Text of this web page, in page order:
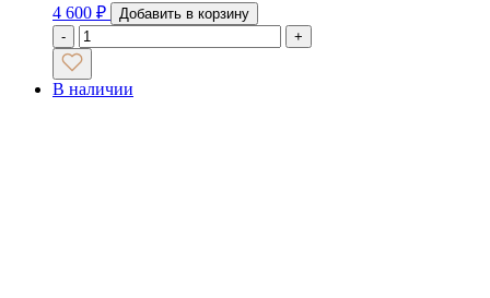
4 600 ₽
Добавить в корзину
-
+
В наличии